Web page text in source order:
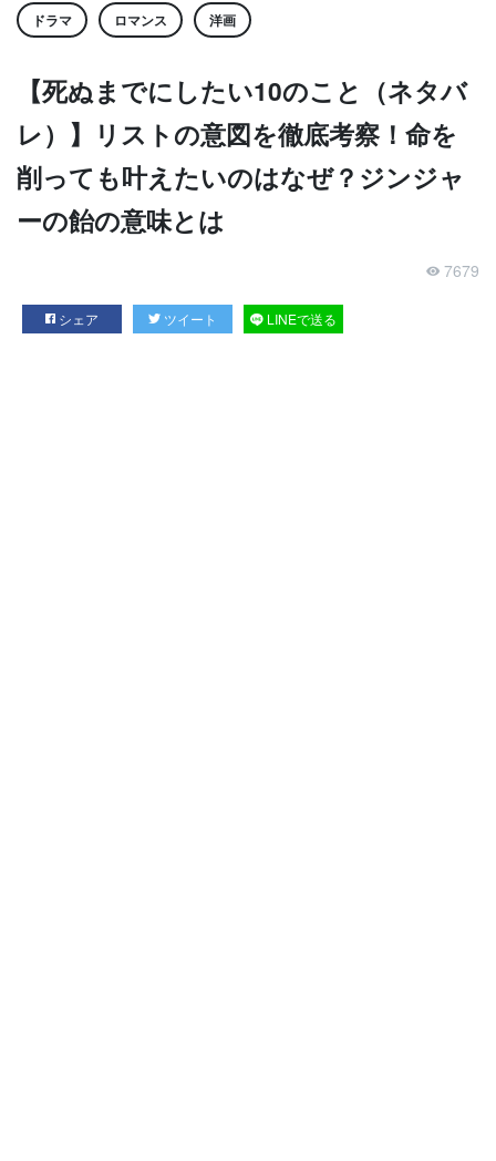
ドラマ ロマンス 洋画
【死ぬまでにしたい10のこと（ネタバ
レ）】リストの意図を徹底考察！命を
削っても叶えたいのはなぜ？ジンジャ
ーの飴の意味とは
7679
シェア ツイート LINEで送る